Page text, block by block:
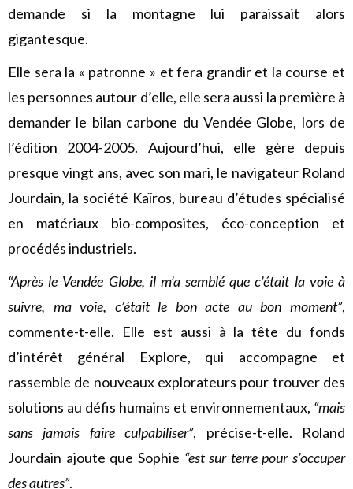
demande si la montagne lui paraissait alors
gigantesque.
Elle sera la « patronne » et fera grandir et la course et
les personnes autour d’elle, elle sera aussi la première à
demander le bilan carbone du Vendée Globe, lors de
l’édition 2004-2005. Aujourd’hui, elle gère depuis
presque vingt ans, avec son mari, le navigateur Roland
Jourdain, la société Kaïros, bureau d’études spécialisé
en matériaux bio-composites, éco-conception et
procédés industriels.
“Après le Vendée Globe, il m’a semblé que c’était la voie à
suivre, ma voie, c’était le bon acte au bon moment”,
commente-t-elle. Elle est aussi à la tête du fonds
d’intérêt général Explore, qui accompagne et
rassemble de nouveaux explorateurs pour trouver des
solutions au défis humains et environnementaux, “mais
sans jamais faire culpabiliser”, précise-t-elle. Roland
Jourdain ajoute que Sophie “est sur terre pour s’occuper
des autres”.